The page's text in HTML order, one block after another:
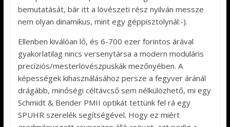
bemutatását, bár itt a lövészeti rész nyilván messze
nem olyan dinamikus, mint egy géppisztolynál:-).
Ellenben kiválóan lő, és 6-700 ezer forintos árával
gyakorlatilag nincs versenytársa a modern moduláris
precíziós/mesterlövészpuskák mezőnyében. A
képességek kihasználásához persze a fegyver áránál
drágább, minőségi céltávcső sem nélkülözhető, mi egy
Schmidt & Bender PMII optikát tettünk fel rá egy
SPUHR szerelék segítségével. Hogy ez miért